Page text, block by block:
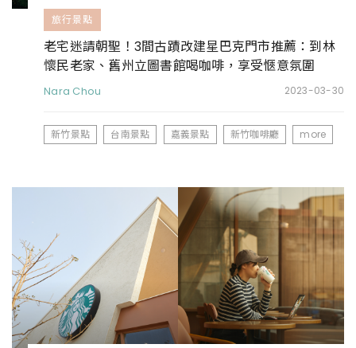
旅行景點
老宅迷請朝聖！3間古蹟改建星巴克門市推薦：到林
懷民老家、舊州立圖書館喝咖啡，享受愜意氛圍
Nara Chou 2023-03-30
新竹景點 台南景點 嘉義景點 新竹咖啡廳 more